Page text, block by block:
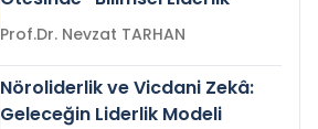
Prof.Dr. Nevzat TARHAN
Nöroliderlik ve Vicdani Zekâ:
Geleceğin Liderlik Modeli